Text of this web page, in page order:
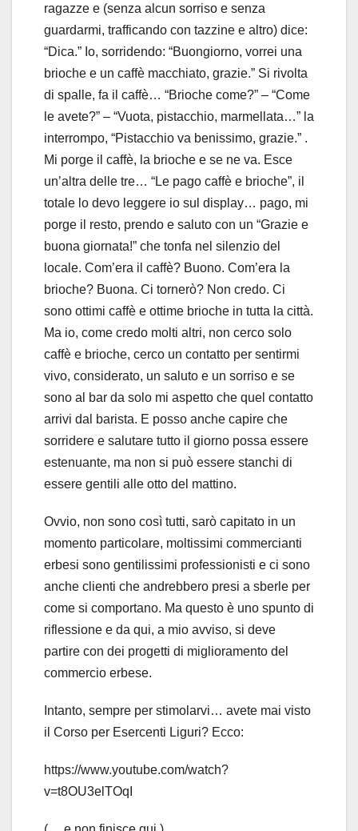
ragazze e (senza alcun sorriso e senza
guardarmi, trafficando con tazzine e altro) dice:
“Dica.” Io, sorridendo: “Buongiorno, vorrei una
brioche e un caffè macchiato, grazie.” Si rivolta
di spalle, fa il caffè… “Brioche come?” – “Come
le avete?” – “Vuota, pistacchio, marmellata…” la
interrompo, “Pistacchio va benissimo, grazie.” .
Mi porge il caffè, la brioche e se ne va. Esce
un’altra delle tre… “Le pago caffè e brioche”, il
totale lo devo leggere io sul display… pago, mi
porge il resto, prendo e saluto con un “Grazie e
buona giornata!” che tonfa nel silenzio del
locale. Com’era il caffè? Buono. Com’era la
brioche? Buona. Ci tornerò? Non credo. Ci
sono ottimi caffè e ottime brioche in tutta la città.
Ma io, come credo molti altri, non cerco solo
caffè e brioche, cerco un contatto per sentirmi
vivo, considerato, un saluto e un sorriso e se
sono al bar da solo mi aspetto che quel contatto
arrivi dal barista. E posso anche capire che
sorridere e salutare tutto il giorno possa essere
estenuante, ma non si può essere stanchi di
essere gentili alle otto del mattino.
Ovvio, non sono così tutti, sarò capitato in un
momento particolare, moltissimi commercianti
erbesi sono gentilissimi professionisti e ci sono
anche clienti che andrebbero presi a sberle per
come si comportano. Ma questo è uno spunto di
riflessione e da qui, a mio avviso, si deve
partire con dei progetti di miglioramento del
commercio erbese.
Intanto, sempre per stimolarvi… avete mai visto
il Corso per Esercenti Liguri? Ecco:
https://www.youtube.com/watch?
v=t8OU3elTOqI